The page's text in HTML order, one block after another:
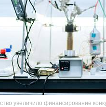
увеличило финансирование